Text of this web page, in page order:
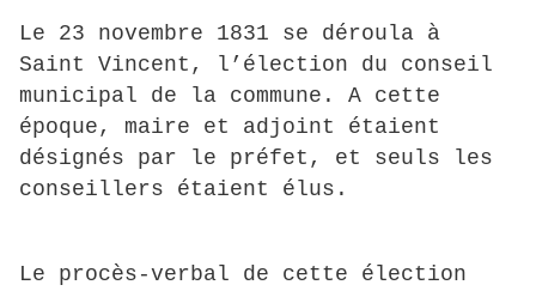
Le 23 novembre 1831 se déroula à
Saint Vincent, l’élection du conseil
municipal de la commune. A cette
époque, maire et adjoint étaient
désignés par le préfet, et seuls les
conseillers étaient élus.
Le procès-verbal de cette élection